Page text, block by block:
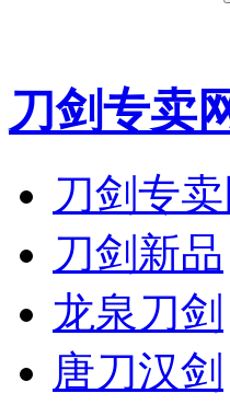
刀剑专卖
刀剑专卖
刀剑新品
龙泉刀剑
唐刀汉剑